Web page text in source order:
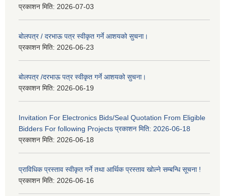
प्रकाशन मिति: 2026-07-03
बोलपत्र / दरभाऊ पत्र स्वीकृत गर्ने आशयको सुचना।
प्रकाशन मिति: 2026-06-23
बोलपत्र /दरभाऊ पत्र स्वीकृत गर्ने आशयको सुचना।
प्रकाशन मिति: 2026-06-19
Invitation For Electronics Bids/Seal Quotation From Eligible
Bidders For following Projects प्रकाशन मिति: 2026-06-18
प्रकाशन मिति: 2026-06-18
प्राविधिक प्रस्ताव स्वीकृत गर्ने तथा आर्थिक प्रस्ताव खोल्ने सम्बन्धि सूचना !
प्रकाशन मिति: 2026-06-16